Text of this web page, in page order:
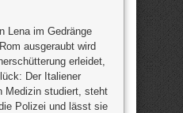
Lena im Gedränge
ausgeraubt wird
erleidet,
Der Italiener
Medizin studiert, steht
Polizei und lässt sie